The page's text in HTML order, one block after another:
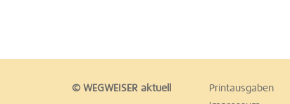
© WEGWEISER aktuell Printausgaben